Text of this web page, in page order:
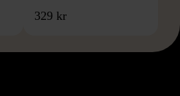
329 kr